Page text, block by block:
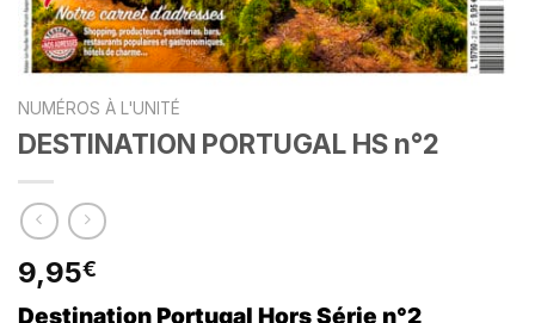
NUMÉROS À L'UNITÉ
DESTINATION PORTUGAL HS n°2
9,95€
Destination Portugal Hors Série n°2